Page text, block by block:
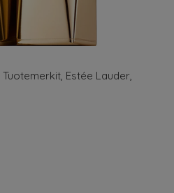
Tuotemerkit, Estée Lauder,